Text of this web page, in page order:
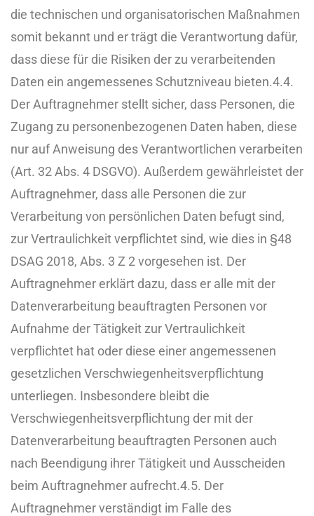
die technischen und organisatorischen Maßnahmen
somit bekannt und er trägt die Verantwortung dafür,
dass diese für die Risiken der zu verarbeitenden
Daten ein angemessenes Schutzniveau bieten.4.4.
Der Auftragnehmer stellt sicher, dass Personen, die
Zugang zu personenbezogenen Daten haben, diese
nur auf Anweisung des Verantwortlichen verarbeiten
(Art. 32 Abs. 4 DSGVO). Außerdem gewährleistet der
Auftragnehmer, dass alle Personen die zur
Verarbeitung von persönlichen Daten befugt sind,
zur Vertraulichkeit verpflichtet sind, wie dies in §48
DSAG 2018, Abs. 3 Z 2 vorgesehen ist. Der
Auftragnehmer erklärt dazu, dass er alle mit der
Datenverarbeitung beauftragten Personen vor
Aufnahme der Tätigkeit zur Vertraulichkeit
verpflichtet hat oder diese einer angemessenen
gesetzlichen Verschwiegenheitsverpflichtung
unterliegen. Insbesondere bleibt die
Verschwiegenheitsverpflichtung der mit der
Datenverarbeitung beauftragten Personen auch
nach Beendigung ihrer Tätigkeit und Ausscheiden
beim Auftragnehmer aufrecht.4.5. Der
Auftragnehmer verständigt im Falle des